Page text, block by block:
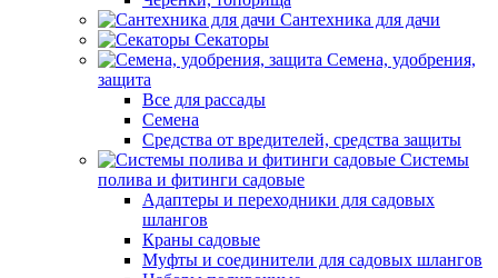
Сантехника для дачи
Секаторы
Семена, удобрения,
защита
Все для рассады
Семена
Средства от вредителей, средства защиты
Системы
полива и фитинги садовые
Адаптеры и переходники для садовых
шлангов
Краны садовые
Муфты и соединители для садовых шлангов